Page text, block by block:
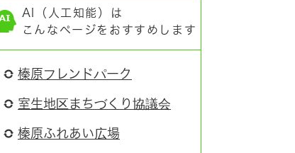
AI（人工知能）は
こんなページをおすすめします
榛原フレンドパーク
室生地区まちづくり協議会
榛原ふれあい広場